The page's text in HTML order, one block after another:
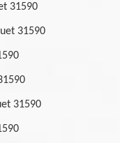
31590
31590
31590